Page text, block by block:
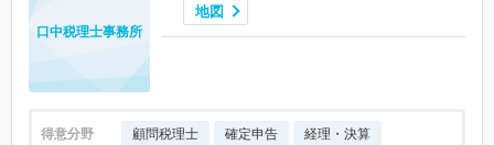
地図
口中税理士事務所
得意分野 顧問税理士 確定申告 経理・決算